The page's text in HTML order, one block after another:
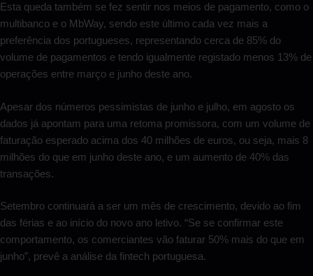
Esta queda também se fez sentir nos meios de pagamento, como o
multibanco e o MbWay, sendo este último cada vez mais a
preferência dos portugueses, representando cerca de 85% do
volume de pagamentos e tendo igualmente registado menos 13% de
operações entre março e junho deste ano.
Apesar dos números pessimistas de junho e julho, em agosto os
dados já apontam para uma retoma promissora, com um volume de
faturação esperado acima dos 40 milhões de euros, ou seja, mais 8
milhões do que em junho deste ano, e um aumento de 40% das
transações.
Setembro continuará a ser um mês de crescimento, devido ao fim
das férias e ao início do novo ano letivo. “Se se confirmar este
comportamento, os comerciantes vão faturar 50% mais do que em
junho”, prevê a análise da fintech portuguesa.